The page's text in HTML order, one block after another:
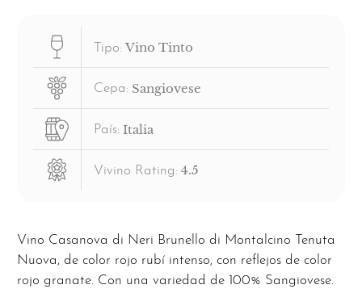
Tipo: Vino Tinto
Cepa: Sangiovese
País: Italia
Vivino Rating: 4.5
Vino Casanova di Neri Brunello di Montalcino Tenuta
Nuova, de color rojo rubí intenso, con reflejos de color
rojo granate. Con una variedad de 100% Sangiovese.